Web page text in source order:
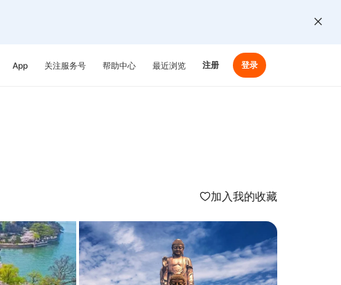
App 关注服务号 帮助中心 最近浏览 注册 登录
加入我的收藏